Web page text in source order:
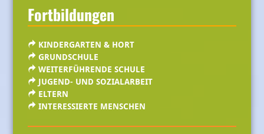
Fortbildungen
KINDERGARTEN & HORT
GRUNDSCHULE
WEITERFÜHRENDE SCHULE
JUGEND- UND SOZIALARBEIT
ELTERN
INTERESSIERTE MENSCHEN